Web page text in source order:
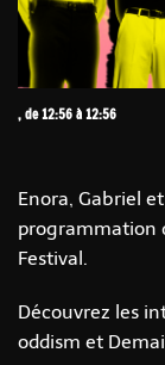
, de 12:56 à 12:56
Enora, Gabriel
programmation
Festival.
Découvrez les
oddism et